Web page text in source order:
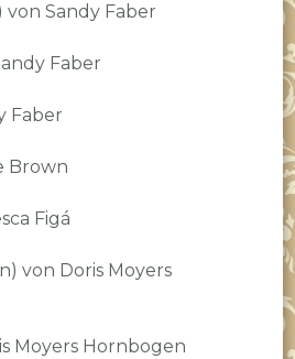
von Sandy Faber
Faber
Faber
Brown
Figá
von Doris Moyers
Moyers Hornbogen